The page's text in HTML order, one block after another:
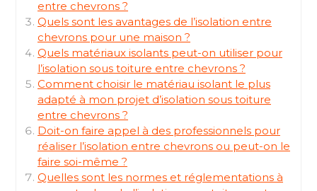
entre chevrons ?
Quels sont les avantages de l’isolation entre
chevrons pour une maison ?
Quels matériaux isolants peut-on utiliser pour
l’isolation sous toiture entre chevrons ?
Comment choisir le matériau isolant le plus
adapté à mon projet d’isolation sous toiture
entre chevrons ?
Doit-on faire appel à des professionnels pour
réaliser l’isolation entre chevrons ou peut-on le
faire soi-même ?
Quelles sont les normes et réglementations à